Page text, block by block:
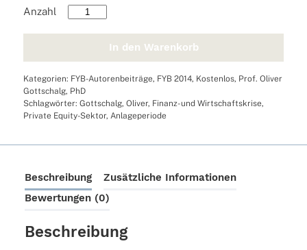
Editorial
Europa
im
Jahr
Krise:
Eine
Menge
In den Warenkorb
Kategorien: FYB-Autorenbeiträge, FYB 2014, Kostenlos, Prof. Oliver
Gottschalg, PhD
Schlagwörter:Gottschalg,Oliver, Finanz- und Wirtschaftskrise,
Private Equity-Sektor,Anlageperiode
Beschreibung
Zusätzliche Informationen
Bewertungen (0)
Beschreibung